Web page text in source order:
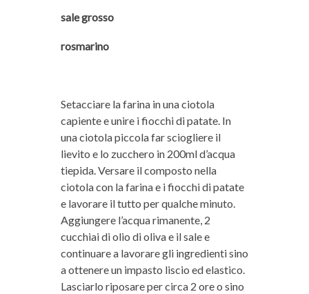
sale grosso
rosmarino
Setacciare la farina in una ciotola
capiente e unire i fiocchi di patate. In
una ciotola piccola far sciogliere il
lievito e lo zucchero in 200ml d’acqua
tiepida. Versare il composto nella
ciotola con la farina e i fiocchi di patate
e lavorare il tutto per qualche minuto.
Aggiungere l’acqua rimanente, 2
cucchiai di olio di oliva e il sale e
continuare a lavorare gli ingredienti sino
a ottenere un impasto liscio ed elastico.
Lasciarlo riposare per circa 2 ore o sino